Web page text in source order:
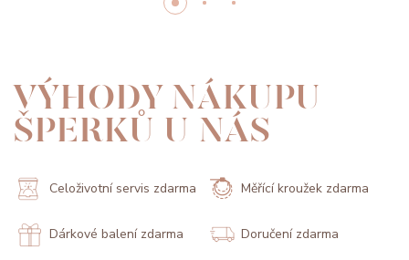
VÝHODY NÁKUPU
ŠPERKŮ U NÁS
Celoživotní servis zdarma Měřící kroužek zdarma
Dárkové balení zdarma Doručení zdarma